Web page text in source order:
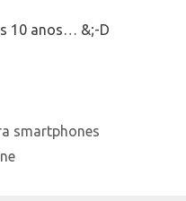
10 anos… &;-D
smartphones